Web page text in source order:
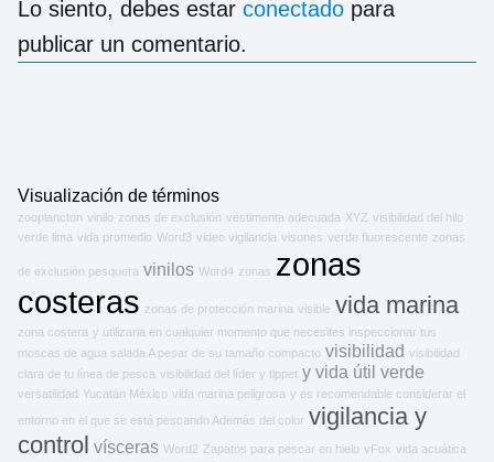
Lo siento, debes estar conectado para
publicar un comentario.
Visualización de términos
zooplancton vinilo zonas de exclusión vestimenta adecuada XYZ visibilidad del hilo
verde lima vida promedio Word3 video vigilancia visones verde fluorescente zonas
de exclusión pesquera vinilos Word4 zonas zonas
costeras zonas de protección marina visible vida marina
zona costera y utilizarla en cualquier momento que necesites inspeccionar tus
moscas de agua salada A pesar de su tamaño compacto visibilidad visibilidad
clara de tu línea de pesca visibilidad del líder y tippet y vida útil verde
versatilidad Yucatán México vida marina peligrosa y es recomendable considerar el
entorno en el que se está pescando Además del color vigilancia y
control vísceras Word2 Zapatos para pescar en hielo vFox vida acuática